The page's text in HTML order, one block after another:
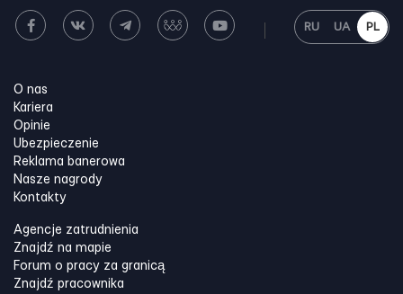
RU UA PL
O nas
Kariera
Opinie
Ubezpieczenie
Reklama banerowa
Nasze nagrody
Kontakty
Agencje zatrudnienia
Znajdź na mapie
Forum o pracy za granicą
Znajdź pracownika